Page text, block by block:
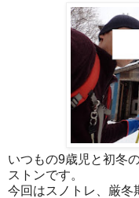
いつもの9歳児と初冬
ストンです。
今回はスノトレ、厳冬